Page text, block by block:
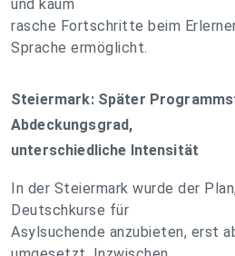
und kaum
rasche Fortschritte beim
Sprache ermöglicht.
Steiermark: Später
Abdeckungsgrad,
unterschiedliche Intensität
In der Steiermark wurde der
Deutschkurse für
Asylsuchende anzubieten, erst